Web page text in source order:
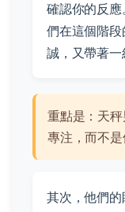
確認你的反
們在這個階
誠，又帶著一
重點是：天
專注，而不是
其次，他們